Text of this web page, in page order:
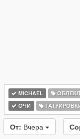
MICHAEL
ОЧИ
От: Вчера